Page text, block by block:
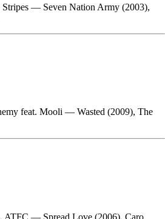
— Seven Nation Army (2003),
feat. Mooli — Wasted (2009), The
ATFC — Spread Love (2006), Caro